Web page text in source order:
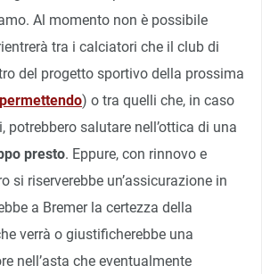
Al momento non è possibile
tra i calciatori che il club di
del progetto sportivo della prossima
) o tra quelli che, in caso
salutare nell’ottica di una
presto. Eppure, con rinnovo e
si riserverebbe un’assicurazione in
a Bremer la certezza della
verrà o giustificherebbe una
nell’asta che eventualmente